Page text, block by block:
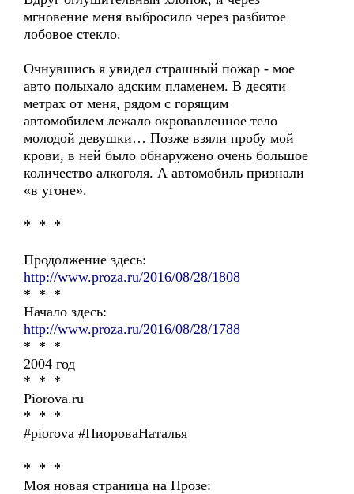
мгновение меня выбросило через разбитое
лобовое стекло.
Очнувшись я увидел страшный пожар - мое
авто полыхало адским пламенем. В десяти
метрах от меня, рядом с горящим
автомобилем лежало окровавленное тело
молодой девушки… Позже взяли пробу мой
крови, в ней было обнаружено очень большое
количество алкоголя. А автомобиль признали
«в угоне».
* * *
Продолжение здесь:
http://www.proza.ru/2016/08/28/1808
* * *
Начало здесь:
http://www.proza.ru/2016/08/28/1788
* * *
2004 год
* * *
Piorova.ru
* * *
#piorova #ПиороваНаталья
* * *
Моя новая страница на Прозе: